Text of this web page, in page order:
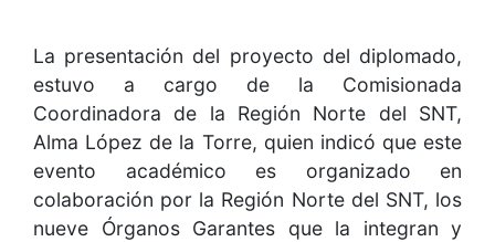
La presentación del proyecto del diplomado,
estuvo a cargo de la Comisionada
Coordinadora de la Región Norte del SNT,
Alma López de la Torre, quien indicó que este
evento académico es organizado en
colaboración por la Región Norte del SNT, los
nueve Órganos Garantes que la integran y